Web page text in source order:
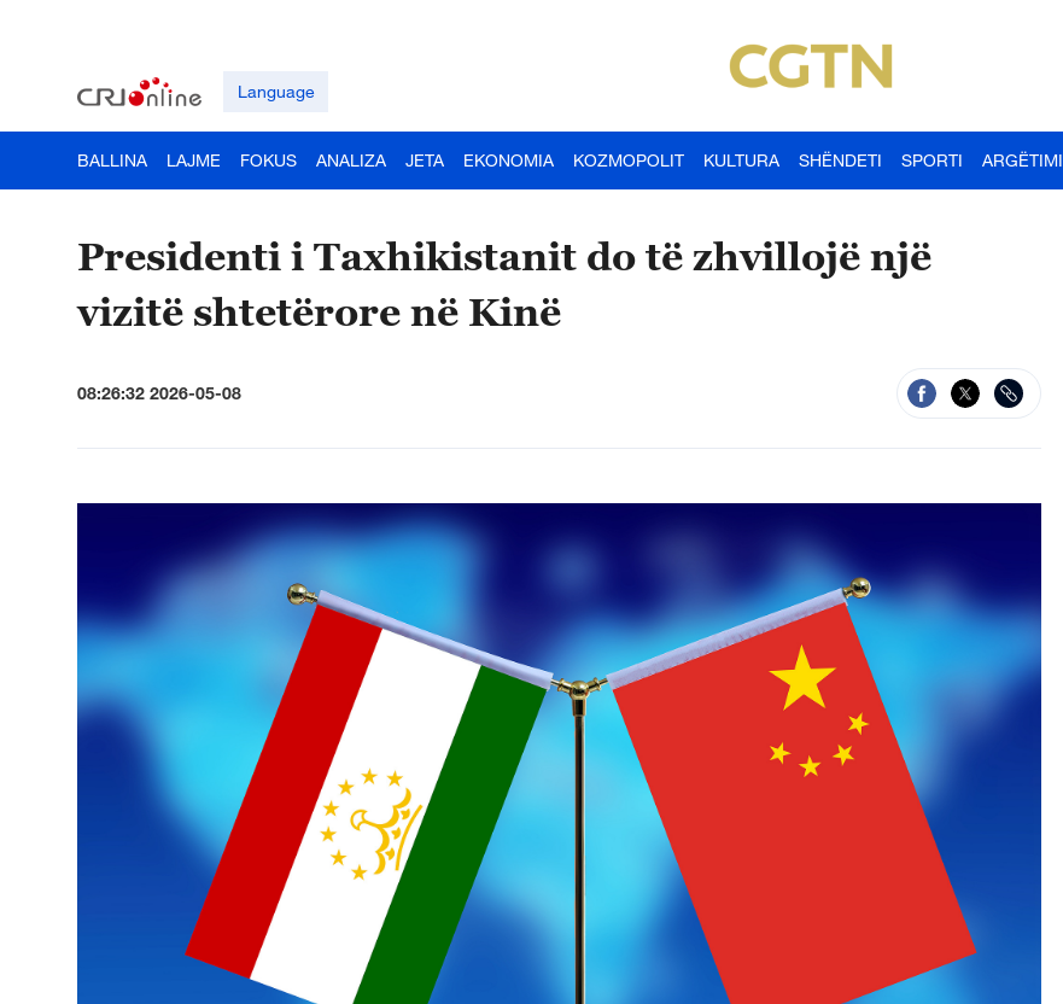
Language
BALLINA LAJME FOKUS ANALIZA JETA EKONOMIA KOZMOPOLIT KULTURA SHËNDETI SPORTI ARGËTIMI
Presidenti i Taxhikistanit do të zhvillojë një
vizitë shtetërore në Kinë
08:26:32 2026-05-08